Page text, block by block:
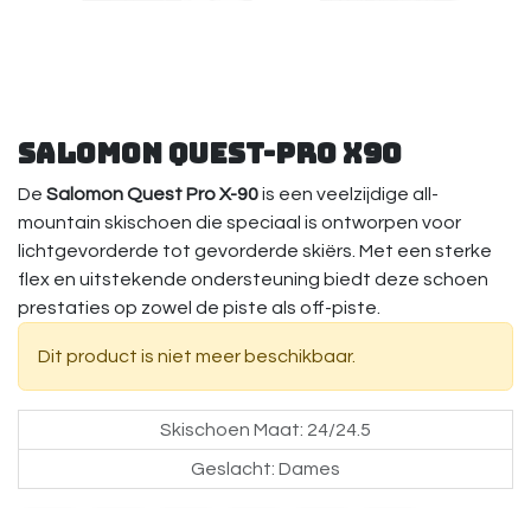
Salomon Quest-pro x90
De Salomon Quest Pro X-90is een veelzijdige all-
mountain skischoen die speciaal is ontworpen voor
lichtgevorderde tot gevorderde skiërs. Met een sterke
flex en uitstekende ondersteuning biedt deze schoen
prestaties op zowel de piste als off-piste.
Dit product is niet meer beschikbaar.
Skischoen Maat: 24/24.5
Geslacht: Dames